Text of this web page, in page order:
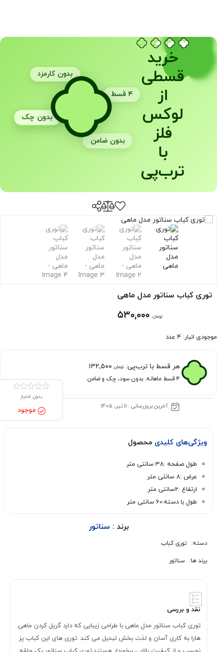
خرید
قسطی
از
لوکس
فلز
با
ترب‌پی
بدون کارمزد
۴ قسط
بدون چک
بدون ضامن
توری کباب سناتور مدل ماهی
تومان
موجودی انبار: 4 عدد
هر قسط با ترب‌پی: تومان
۴ قسط ماهانه. بدون سود، چک و ضامن.
آخرین بروزرسانی : 11 تیر, 1405
بدون امتیاز
موجود
ویژگی‌های کلیدی محصول
طول صفحه :38 سانتی متر
عرض :8 سانتی متر
ارتفاع :2سانتی متر
طول با دسته:60 سانتی متر
برند : سناتور
دسته: توری کباب
برند ها: سناتور
نقد و بررسی
توری کباب سناتور مدل ماهی با طراحی زیبایی که دارد گریل کردن ماهی
هارا به کاری آسان و لذت بخش تبدیل می کند .توری های این کباب پز